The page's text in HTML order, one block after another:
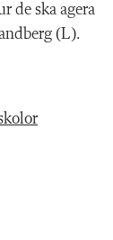
de ska agera
(L).